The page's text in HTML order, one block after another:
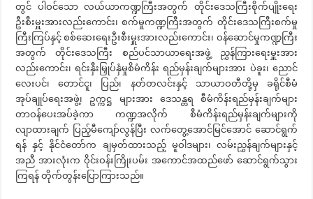
တွင် ပါဝင်သော လယ်ယာကဏ္ဍကြီးအတွက် တိုင်းဒေသကြီးစိုက်ပျိုးရေး
ဦးစီးမှူးအားလည်းကောင်း၊ စက်မှုကဏ္ဍကြီးအတွက် တိုင်းဒေသကြီးစက်မှု
ကြီးကြပ်နှင့် စစ်ဆေးရေးဦးစီးမှူးအားလည်းကောင်း၊ ဝန်ဆောင်မှုကဏ္ဍကြီး
အတွက် တိုင်းဒေသကြီး စည်ပင်သာယာရေးအဖွဲ့ ညွှန်ကြားရေးမှူးအား
လည်းကောင်း၊ ရင်းနှီးမြှုပ်နှံမှုစိမံကိန်း ရည်မှန်းချက်များအား ပဲခူး၊ ညောင်
လေးပင်၊ တောင်ငူ၊ ပြည်၊ နတ်တလင်းနှင့် သာယာဝတီတို့မှ ခရိုင်စီမံ
အုပ်ချုပ်ရေးအဖွဲ့၊ ဥက္ကဋ္ဌ များအား ဒေသန္တရ စီမံကိန်းရည်မှန်းချက်များ
တာဝန်ပေးအပ်ခဲ့ကာ ကဏ္ဍအလိုက် စီမံကိန်းရည်မှန်းချက်များကို
လျာထားချက် ပြည့်မီကျော်လွန်ပြီး လက်တွေ့အောင်မြင်အောင် ဆောင်ရွက်
ရန် နှင့် နိုင်ငံတော်က ချမှတ်ထားသည့် မူဝါဒများ၊ လမ်းညွှန်ချက်များနှင့်
အညီ အားလုံးက ဝိုင်းဝန်းကြိုးပမ်း အကောင်အထည်ဖော် ဆောင်ရွက်သွား
ကြရန် တိုက်တွန်းပြောကြားသည်။